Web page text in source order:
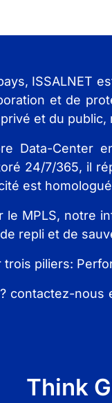
ISSALNET
et de
et du
Data-Center
24/7/365, il
est
le MPLS, notre
repli et de
piliers:
contactez-
Think